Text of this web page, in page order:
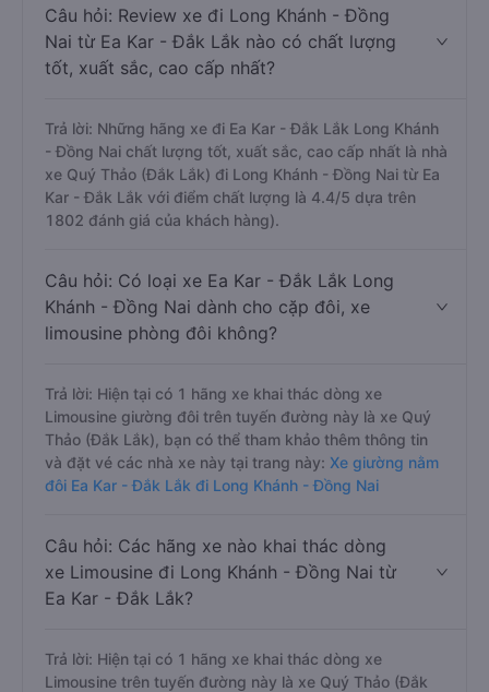
Câu hỏi: Review xe đi Long Khánh - Đồng
Nai từ Ea Kar - Đắk Lắk nào có chất lượng
tốt, xuất sắc, cao cấp nhất?
Trả lời: Những hãng xe đi Ea Kar - Đắk Lắk Long Khánh
- Đồng Nai chất lượng tốt, xuất sắc, cao cấp nhất là nhà
xe Quý Thảo (Đắk Lắk) đi Long Khánh - Đồng Nai từ Ea
Kar - Đắk Lắk với điểm chất lượng là 4.4/5 dựa trên
1802 đánh giá của khách hàng).
Câu hỏi: Có loại xe Ea Kar - Đắk Lắk Long
Khánh - Đồng Nai dành cho cặp đôi, xe
limousine phòng đôi không?
Trả lời: Hiện tại có 1 hãng xe khai thác dòng xe
Limousine giường đôi trên tuyến đường này là xe Quý
Thảo (Đắk Lắk), bạn có thể tham khảo thêm thông tin
và đặt vé các nhà xe này tại trang này: Xe giường nằm
đôi Ea Kar - Đắk Lắk đi Long Khánh - Đồng Nai
Câu hỏi: Các hãng xe nào khai thác dòng
xe Limousine đi Long Khánh - Đồng Nai từ
Ea Kar - Đắk Lắk?
Trả lời: Hiện tại có 1 hãng xe khai thác dòng xe
Limousine trên tuyến đường này là xe Quý Thảo (Đắk